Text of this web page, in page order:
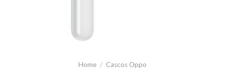
Home / Cascos Oppo